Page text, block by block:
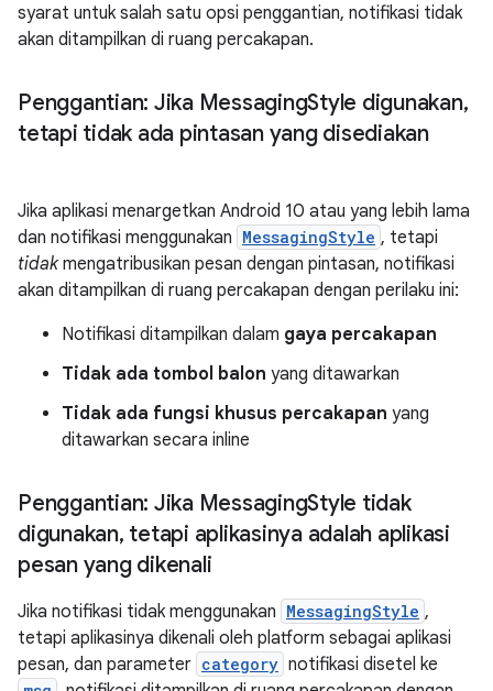
syarat untuk salah satu opsi penggantian, notifikasi tidak
akan ditampilkan di ruang percakapan.
Penggantian: Jika MessagingStyle digunakan,
tetapi tidak ada pintasan yang disediakan
Jika aplikasi menargetkan Android 10 atau yang lebih lama
dan notifikasi menggunakan MessagingStyle , tetapi
tidakmengatribusikan pesan dengan pintasan, notifikasi
akan ditampilkan di ruang percakapan dengan perilaku ini:
Notifikasi ditampilkan dalam gaya percakapan
Tidak ada tombol balon yang ditawarkan
Tidak ada fungsi khusus percakapan yang
ditawarkan secara inline
Penggantian: Jika MessagingStyle tidak
digunakan, tetapi aplikasinya adalah aplikasi
pesan yang dikenali
Jika notifikasi tidak menggunakan MessagingStyle ,
tetapi aplikasinya dikenali oleh platform sebagai aplikasi
pesan, dan parameter category notifikasi disetel ke